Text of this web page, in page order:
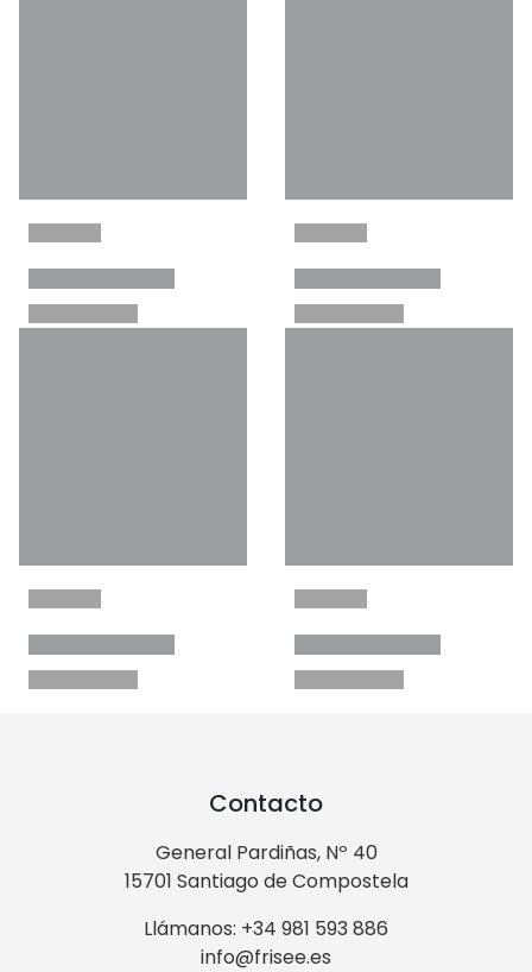
Contacto
General Pardiñas, Nº 40
15701 Santiago de Compostela
Llámanos: +34 981 593 886
info@frisee.es